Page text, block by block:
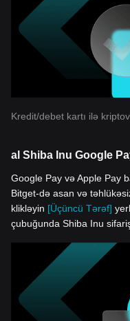
Kredit/debet kartı ilə
al Shiba Inu Google
Google Pay və Apple Pay
Bitget-də asan və
klikləyin [Üçüncü Tərəf]
çubuğunda Shiba Inu